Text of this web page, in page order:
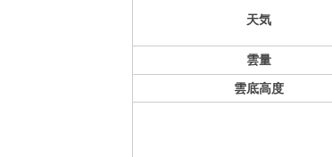
天気
雲量
雲底高度